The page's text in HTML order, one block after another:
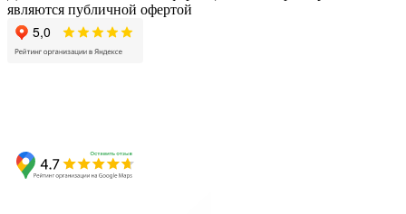
являются публичной офертой